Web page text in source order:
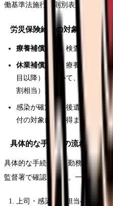
働基準法施行規則別表第一の二")。
労災保険給付の対象になり得
療養補償給付 ：検査・予防投
休業補償給付
：療養のために
目以降）について、給付基礎
割相当）。
感染が確定し、後遺障害が残
付の対象になり得ます。
具体的な手続きの流れ
具体的な手続きは、勤務先の労
監督署で確認します。一般的には
上司・感染管理担当への事故